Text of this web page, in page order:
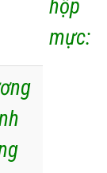
hộp
mực: